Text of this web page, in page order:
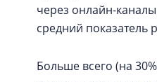
через онлайн-
средний показатель
Больше всего (на